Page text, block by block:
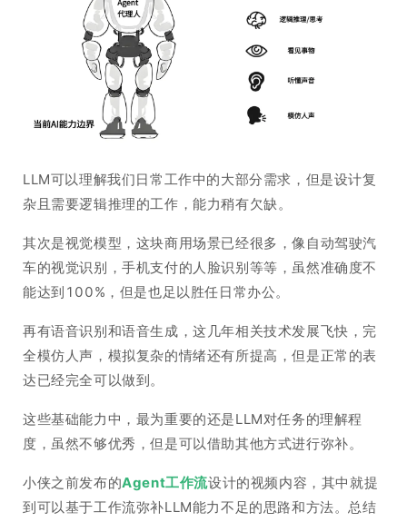
LLM可以理解我们日常工作中的大部分需求，但是设计复
杂且需要逻辑推理的工作，能力稍有欠缺。
其次是视觉模型，这块商用场景已经很多，像自动驾驶汽
车的视觉识别，手机支付的人脸识别等等，虽然准确度不
能达到100%，但是也足以胜任日常办公。
再有语音识别和语音生成，这几年相关技术发展飞快，完
全模仿人声，模拟复杂的情绪还有所提高，但是正常的表
达已经完全可以做到。
这些基础能力中，最为重要的还是LLM对任务的理解程
度，虽然不够优秀，但是可以借助其他方式进行弥补。
小侠之前发布的Agent工作流设计的视频内容，其中就提
到可以基于工作流弥补LLM能力不足的思路和方法。总结